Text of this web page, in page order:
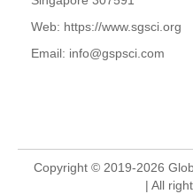
Web: https://www.sgsci.org
Email: info@gspsci.com
Copyright © 2019-2026
| All